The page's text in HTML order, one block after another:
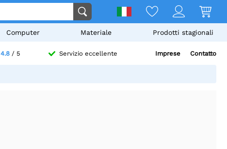
Computer Materiale Prodotti stagionali
4.8/ 5 Servizio eccellente Imprese Contatto